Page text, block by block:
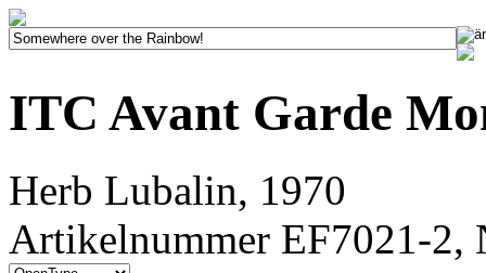
ITC Avant Garde
Herb Lubalin, 1970
Artikelnummer EF7021-2,